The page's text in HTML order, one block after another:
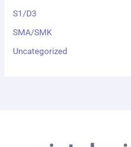
S1/D3
SMA/SMK
Uncategorized